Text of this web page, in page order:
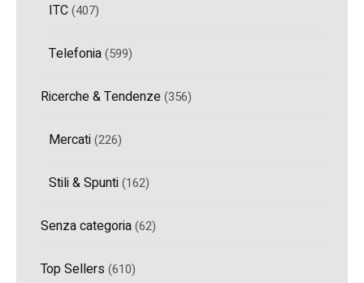
ITC(407)
Telefonia(599)
Ricerche & Tendenze(356)
Mercati(226)
Stili & Spunti(162)
Senza categoria(62)
Top Sellers (610)